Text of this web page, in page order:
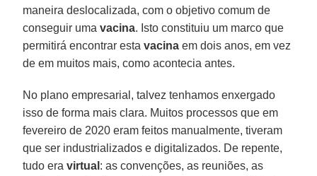
maneira deslocalizada, com o objetivo comum de
conseguir umavacina. Isto constituiu um marco que
permitirá encontrar estavacina em dois anos, em vez
de em muitos mais, como acontecia antes.
No plano empresarial, talvez tenhamos enxergado
isso de forma mais clara. Muitos processos que em
fevereiro de 2020 eram feitos manualmente, tiveram
que ser industrializados e digitalizados. De repente,
tudo eravirtual : as convenções, as reuniões, as